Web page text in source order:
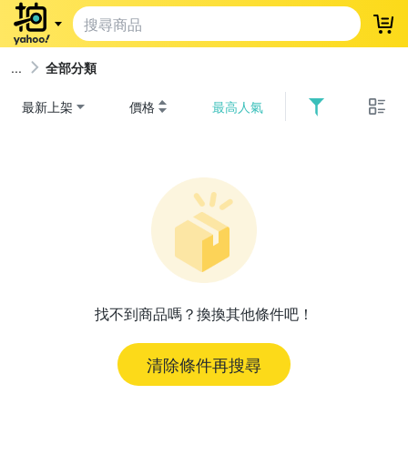
登
全部分類
最新上架 價格 最高人氣
找不到商品嗎？換換其他條件吧！
清除條件再搜尋